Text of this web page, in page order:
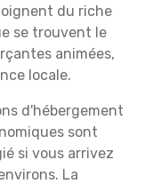
du riche
se trouvent le
animées,
locale.
d'hébergement
sont
si vous arrivez
La